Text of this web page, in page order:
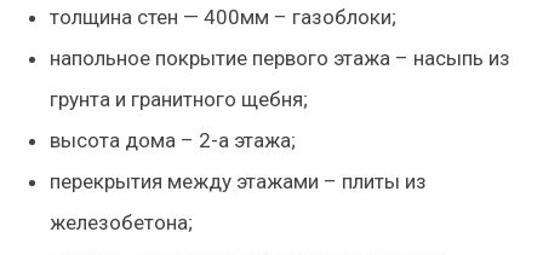
толщина стен — 400мм – газоблоки;
напольное покрытие первого этажа – насыпь из
грунта и гранитного щебня;
высота дома – 2-а этажа;
перекрытия между этажами – плиты из
железобетона;